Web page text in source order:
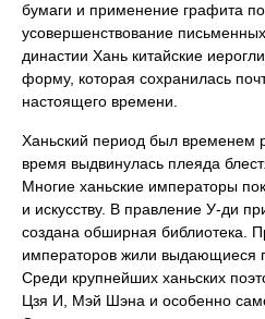
бумаги и применение графита
усовершенствование
династии Хань китайские
форму, которая сохранилась
настоящего времени.
Ханьский период был временем
время выдвинулась плеяда
Многие ханьские императоры
и искусству. В правление У-ди
создана обширная библиотека.
императоров жили выдающиеся
Среди крупнейших ханьских
Цзя И, Мэй Шэна и особенно